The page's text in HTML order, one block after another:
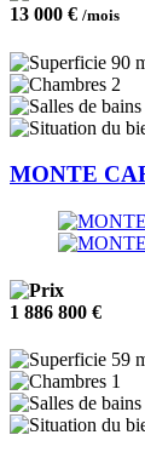
13 000 € /mois
90
2
MONTE
1 886 800 €
59
1